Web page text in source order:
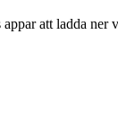
att ladda ner